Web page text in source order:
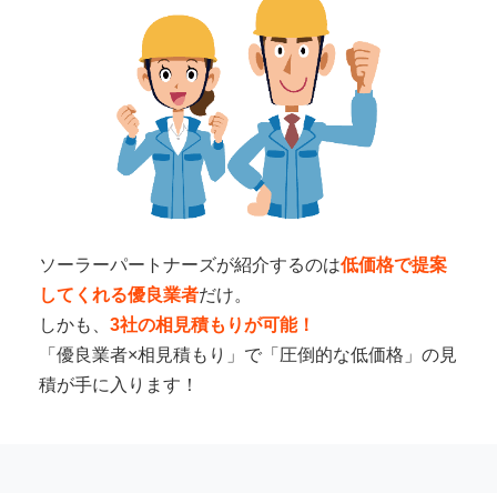
ソーラーパートナーズが紹介するのは低価格で提案
してくれる優良業者だけ。
しかも、 3社の相見積もりが可能！
「優良業者×相見積もり」で「圧倒的な低価格」の見
積が手に入ります！